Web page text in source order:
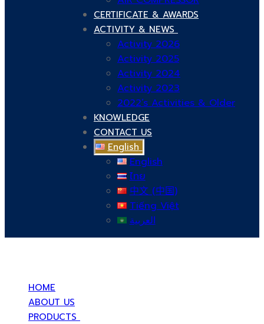
CERTIFICATE & AWARDS
ACTIVITY & NEWS
Activity 2026
Activity 2025
Activity 2024
Activity 2023
2022’s Activities & Older
KNOWLEDGE
CONTACT US
English
English
ไทย
中文 (中国)
Tiếng Việt
العربية
HOME
ABOUT US
PRODUCTS